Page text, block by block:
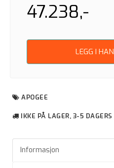
47.238,-
LEGG I
APOGEE
IKKE PÅ LAGER, 3-5
Informasjon